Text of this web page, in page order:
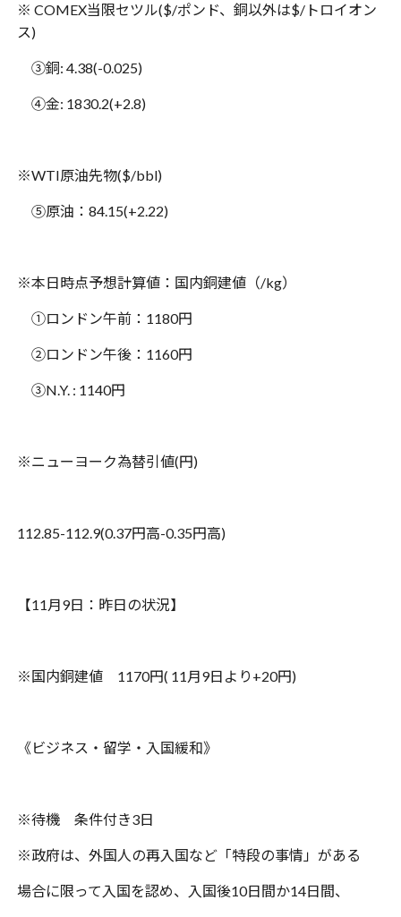
※ COMEX当限セツル($/ポンド、銅以外は$/トロイオン
ス)
③銅: 4.38(-0.025)
④金: 1830.2(+2.8)
※WTI原油先物($/bbl)
⑤原油： 84.15(+2.22)
※本日時点予想計算値：国内銅建値（/kg）
①ロンドン午前： 1180円
②ロンドン午後： 1160円
③N.Y. : 1140円
※ニューヨーク為替引値(円)
112.85-112.9(0.37円高-0.35円高)
【11 月9日：昨日の状況】
※国内銅建値 1170円( 11 月9日より +20円)
《ビジネス・留学・入国緩和》
※待機 条件付き3日
※政府は、外国人の再入国など「特段の事情」がある
場合に限って入国を認め、 入国後10日間か14日間、